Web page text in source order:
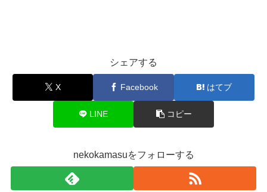
シェアする
X Facebook はてブ
LINE コピー
nekokamasuをフォローする